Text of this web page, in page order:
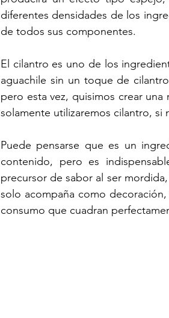
diferentes densidades de los
de todos sus componentes.
El cilantro es uno de los
aguachile sin un toque de
pero esta vez, quisimos crear
solamente utilizaremos cilantro,
Puede pensarse que es un
contenido, pero es
precursor de sabor al ser
solo acompaña como
consumo que cuadran